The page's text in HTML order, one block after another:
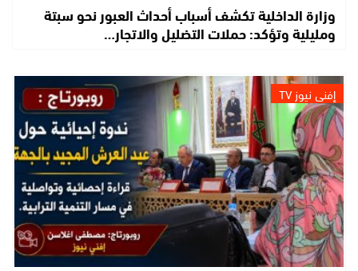
وزارة الداخلية تكشف أسباب أحداث العبور نحو سبتة
ومليلية وتؤكد: حملات التضليل والاتجار…
إفني نيوز TV